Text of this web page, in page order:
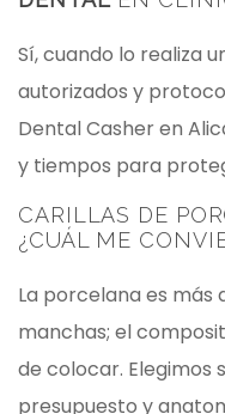
Sí, cuando lo realiza
autorizados y
Dental Casher en
y tiempos para
CARILLAS DE
¿CUÁL ME
La porcelana es más
manchas; el
de colocar. Elegimos
presupuesto y